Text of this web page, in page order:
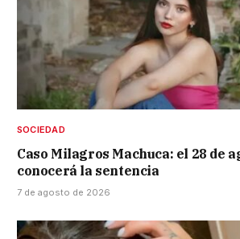
SOCIEDAD
Caso Milagros Machuca: el 28 de
conocerá la sentencia
7 de agosto de 2026